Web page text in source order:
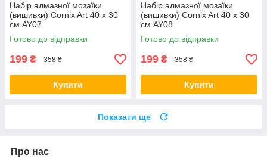
Набір алмазної мозаїки
(вишивки) Cornix Art 40 x 30
см AY07
Готово до відправки
199 ₴ 358 ₴
Купити
Набір алмазної мозаїки
(вишивки) Cornix Art 40 x 30
см AY08
Готово до відправки
199 ₴ 358 ₴
Купити
Показати ще
Про нас